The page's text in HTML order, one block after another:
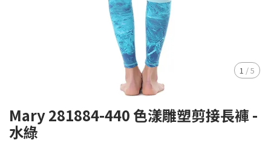
1 /5
Mary 281884-440 色漾雕塑剪接長褲 -
水綠